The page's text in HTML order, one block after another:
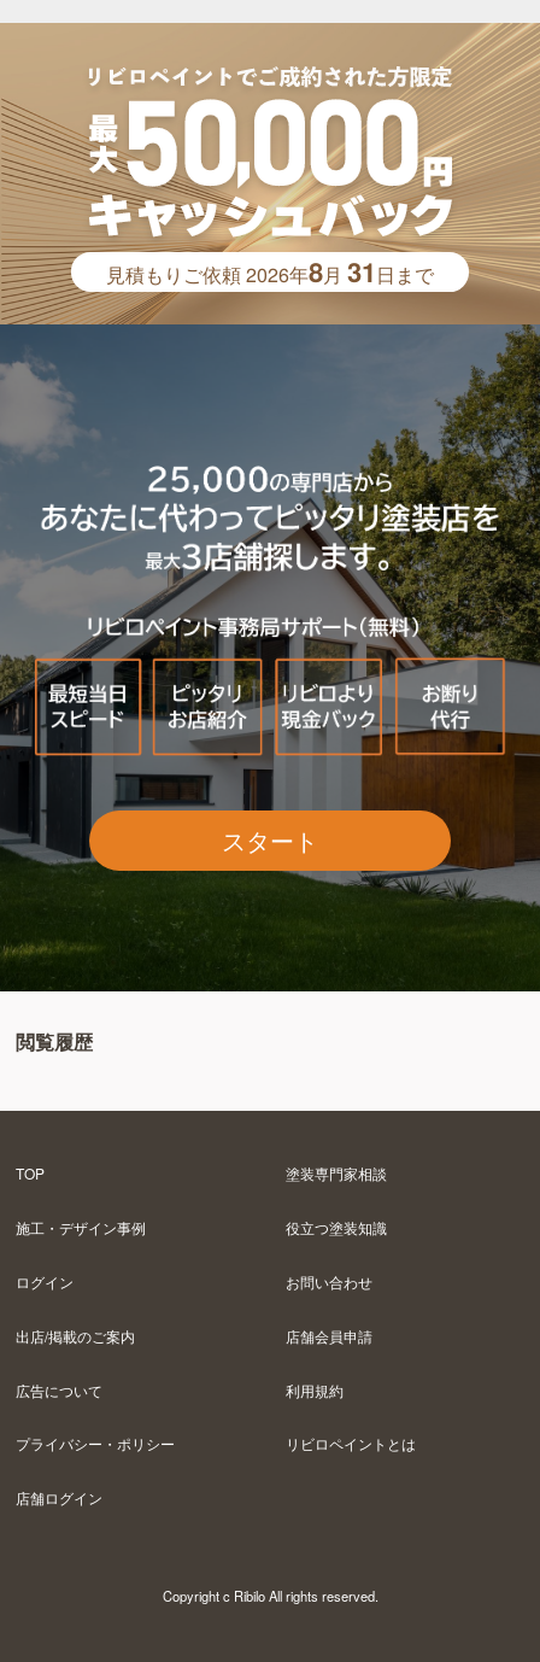
見積もりご依頼2026年8月31 日まで
スタート
閲覧履歴
TOP 塗装専門家相談
施工・デザイン事例 役立つ塗装知識
ログイン お問い合わせ
出店/掲載のご案内 店舗会員申請
広告について 利用規約
プライバシー・ポリシー リビロペイントとは
店舗ログイン
Copyright c Ribilo All rights reserved.